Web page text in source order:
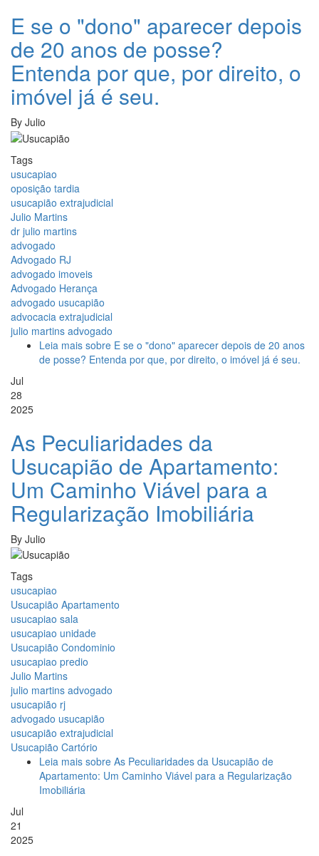
E se o "dono" aparecer depois
de 20 anos de posse?
Entenda por que, por direito, o
imóvel já é seu.
By Julio
Tags
usucapiao
oposição tardia
usucapião extrajudicial
Julio Martins
dr julio martins
advogado
Advogado RJ
advogado imoveis
Advogado Herança
advogado usucapião
advocacia extrajudicial
julio martins advogado
Leia mais sobre E se o "dono" aparecer depois de 20 anos
de posse? Entenda por que, por direito, o imóvel já é seu.
Jul
28
2025
As Peculiaridades da
Usucapião de Apartamento:
Um Caminho Viável para a
Regularização Imobiliária
By Julio
Tags
usucapiao
Usucapião Apartamento
usucapiao sala
usucapiao unidade
Usucapião Condominio
usucapiao predio
Julio Martins
julio martins advogado
usucapião rj
advogado usucapião
usucapião extrajudicial
Usucapião Cartório
Leia mais sobre As Peculiaridades da Usucapião de
Apartamento: Um Caminho Viável para a Regularização
Imobiliária
Jul
21
2025